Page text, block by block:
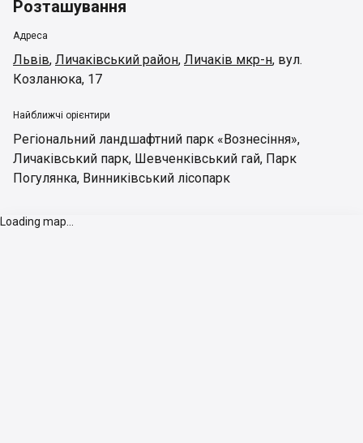
Розташування
Адреса
Львів, Личаківський район, Личаків мкр-н, вул.
Козланюка, 17
Найближчі орієнтири
Регіональний ландшафтний парк «Вознесіння»,
Личаківський парк, Шевченківський гай, Парк
Погулянка, Винниківський лісопарк
Loading map...